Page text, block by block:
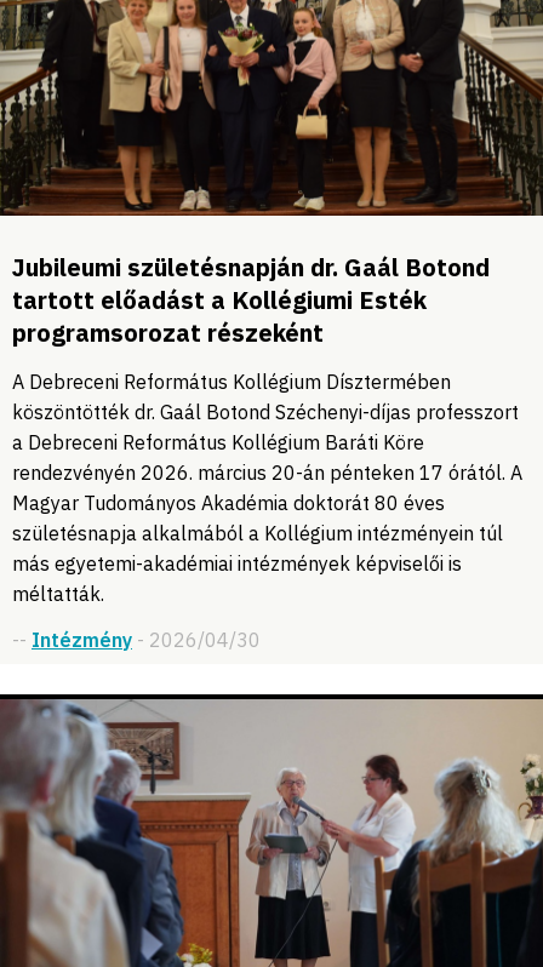
Jubileumi születésnapján dr. Gaál Botond
tartott előadást a Kollégiumi Esték
programsorozat részeként
A Debreceni Református Kollégium Dísztermében
köszöntötték dr. Gaál Botond Széchenyi-díjas professzort
a Debreceni Református Kollégium Baráti Köre
rendezvényén 2026. március 20-án pénteken 17 órától. A
Magyar Tudományos Akadémia doktorát 80 éves
születésnapja alkalmából a Kollégium intézményein túl
más egyetemi-akadémiai intézmények képviselői is
méltatták.
-- Intézmény - 2026/04/30